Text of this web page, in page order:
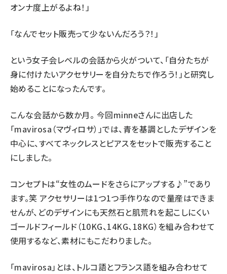
オンナ度上がるよね！」
「なんでセット販売って少ないんだろう？！」
という女子会レベルの会話から火がついて、「自分たちが
身に付けたいアクセサリーを自分たちで作ろう！」と研究し
始めることになったんです。
こんな会話から数か月。 今回minneさんに出店した
「mavirosa（マヴィロサ）」では、青を基調としたデザインを
中心に、すべてネックレスとピアスをセットで販売すること
にしました。
コンセプトは“女性のムードをさらにアップする♪”であり
ます。笑 アクセサリーは1つ1つ手作りなので量産はできま
せんが、どのデザインにも天然石と肌荒れを起こしにくい
ゴールドフィールド（10KG、14KG、18KG）を組み合わせて
使用するなど、素材にもこだわりました。
「mavirosa」とは、トルコ語とフランス語を組み合わせて